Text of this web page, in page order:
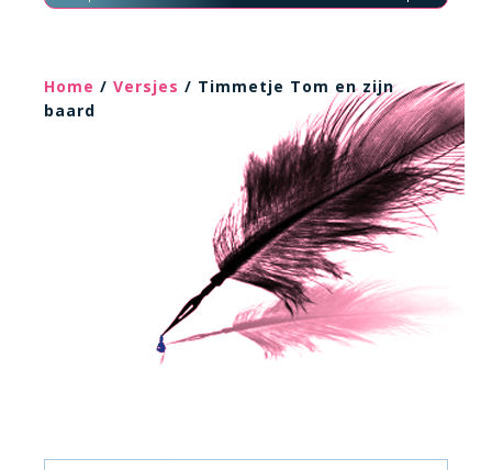
Home / Versjes / Timmetje Tom en zijn
baard